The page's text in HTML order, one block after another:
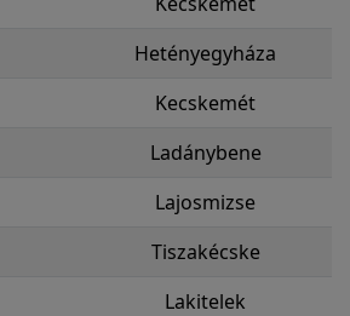
Hetényegyháza
Kecskemét
Ladánybene
Lajosmizse
Tiszakécske
Lakitelek